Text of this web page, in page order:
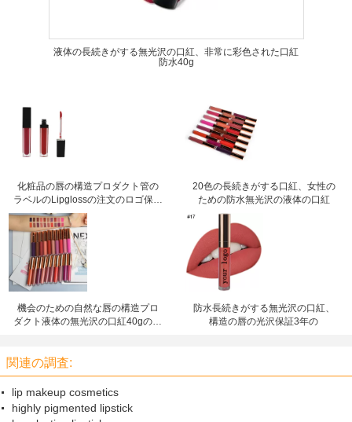
液体の長続きがする無光沢の口紅、非常に彩色された口紅
防水40g
化粧品の唇の構造プロダクト管の
ラベルのLipglossの注文のロゴ保証
3年の
20色の長続きがする口紅、女性の
ための防水無光沢の液体の口紅
機会のための自然な唇の構造プロ
ダクト液体の無光沢の口紅40gのス
防水長続きがする無光沢の口紅、
構造の唇の光沢保証3年の
関連の調査:
lip makeup cosmetics
highly pigmented lipstick